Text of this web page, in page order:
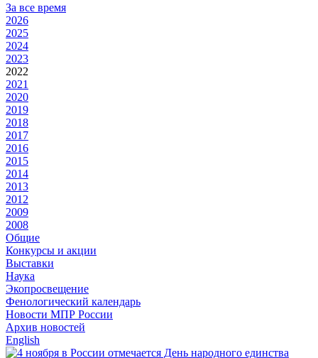
За все время
2026
2025
2024
2023
2022
2021
2020
2019
2018
2017
2016
2015
2014
2013
2012
2009
2008
Общие
Конкурсы и акции
Выставки
Наука
Экопросвещение
Фенологический календарь
Новости МПР России
Архив новостей
English